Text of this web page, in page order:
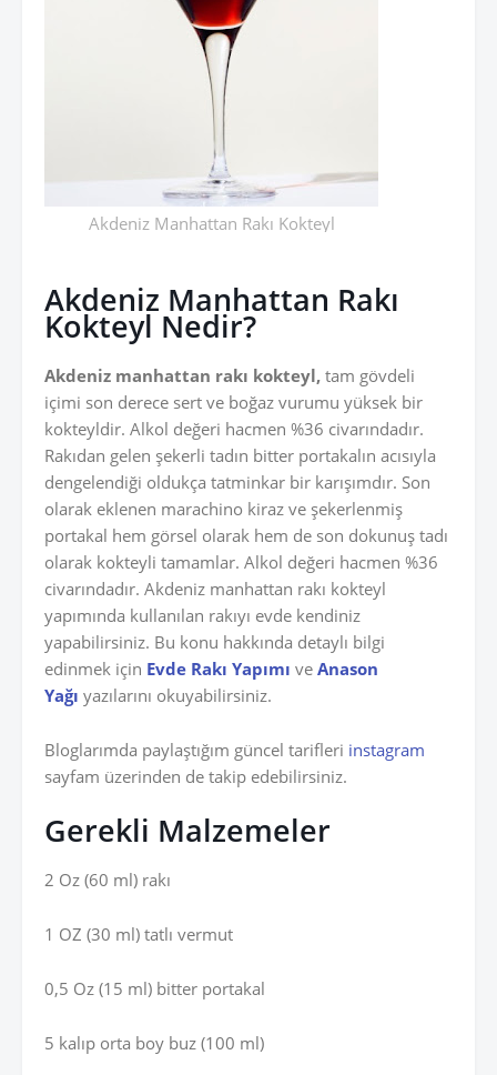
Akdeniz Manhattan Rakı Kokteyl
Akdeniz Manhattan Rakı
Kokteyl Nedir?
Akdeniz manhattan rakı kokteyl, tam gövdeli
içimi son derece sert ve boğaz vurumu yüksek bir
kokteyldir. Alkol değeri hacmen %36 civarındadır.
Rakıdan gelen şekerli tadın bitter portakalın acısıyla
dengelendiği oldukça tatminkar bir karışımdır. Son
olarak eklenen marachino kiraz ve şekerlenmiş
portakal hem görsel olarak hem de son dokunuş tadı
olarak kokteyli tamamlar. Alkol değeri hacmen %36
civarındadır. Akdeniz manhattan rakı kokteyl
yapımında kullanılan rakıyı evde kendiniz
yapabilirsiniz. Bu konu hakkında detaylı bilgi
edinmek için Evde Rakı Yapımı ve Anason
Yağı yazılarını okuyabilirsiniz.
Bloglarımda paylaştığım güncel tarifleri instagram
sayfam üzerinden de takip edebilirsiniz.
Gerekli Malzemeler
2 Oz (60 ml) rakı
1 OZ (30 ml) tatlı vermut
0,5 Oz (15 ml) bitter portakal
5 kalıp orta boy buz (100 ml)